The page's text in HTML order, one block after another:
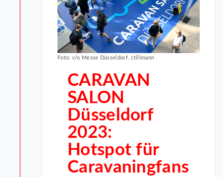
Foto: c/o Messe Düsseldorf, ctillmann
CARAVAN
SALON
Düsseldorf
2023:
Hotspot für
Caravaningfans